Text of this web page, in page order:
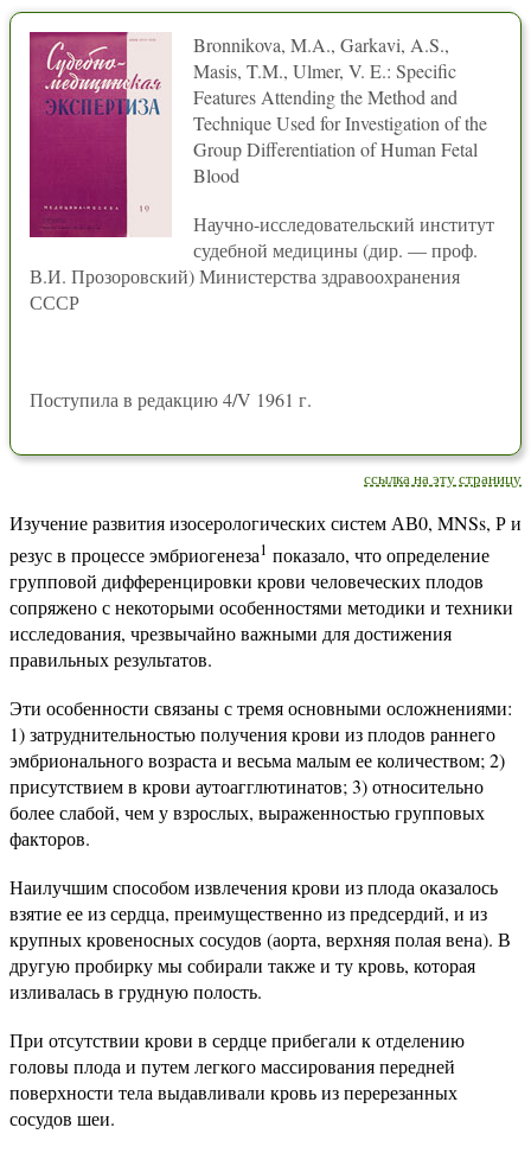
Bronnikova, M.A., Garkavi, A.S.,
Masis, T.M., Ulmer, V. E.: Specific
Features Attending the Method and
Technique Used for Investigation of the
Group Differentiation of Human Fetal
Blood
Научно-исследовательский институт
судебной медицины (дир. — проф.
В.И. Прозоровский) Министерства здравоохранения
СССР
Поступила в редакцию 4/V 1961 г.
ссылка на эту страницу
Изучение развития изосерологических систем АВ0, MNSs, Р и
резус в процессе эмбриогенеза1 показало, что определение
групповой дифференцировки крови человеческих плодов
сопряжено с некоторыми особенностями методики и техники
исследования, чрезвычайно важными для достижения
правильных результатов.
Эти особенности связаны с тремя основными осложнениями:
1) затруднительностью получения крови из плодов раннего
эмбрионального возраста и весьма малым ее количеством; 2)
присутствием в крови аутоагглютинатов; 3) относительно
более слабой, чем у взрослых, выраженностью групповых
факторов.
Наилучшим способом извлечения крови из плода оказалось
взятие ее из сердца, преимущественно из предсердий, и из
крупных кровеносных сосудов (аорта, верхняя полая вена). В
другую пробирку мы собирали также и ту кровь, которая
изливалась в грудную полость.
При отсутствии крови в сердце прибегали к отделению
головы плода и путем легкого массирования передней
поверхности тела выдавливали кровь из перерезанных
сосудов шеи.